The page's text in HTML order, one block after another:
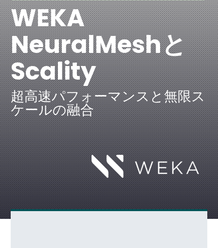
WEKA
NeuralMeshと
Scality
超高速パフォーマンスと無限ス
ケールの融合